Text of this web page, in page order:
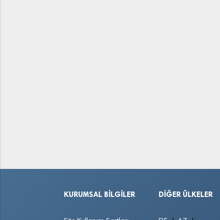
KURUMSAL BILGILER DIĞER ÜLKELER